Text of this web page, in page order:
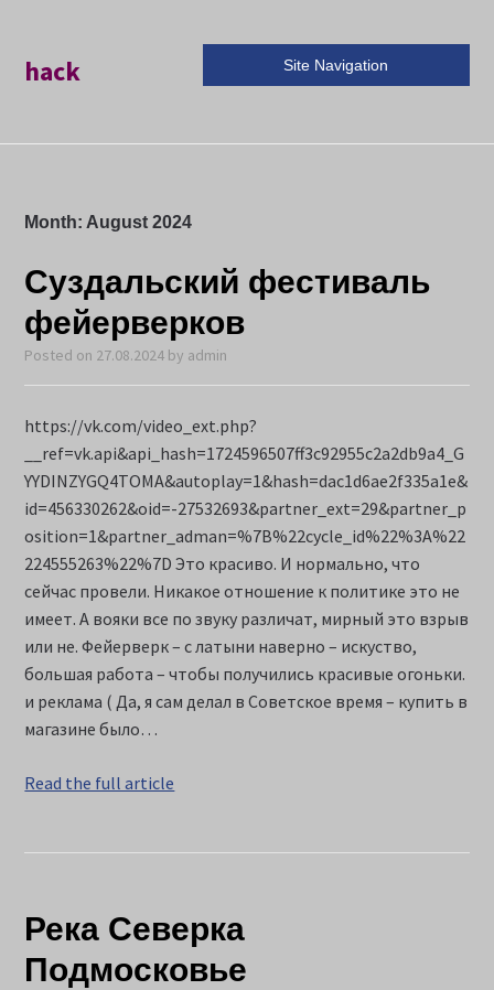
hack Site Navigation
Month: August 2024
Суздальский фестиваль
фейерверков
Posted on 27.08.2024 by admin
https://vk.com/video_ext.php?
__ref=vk.api&api_hash=1724596507ff3c92955c2a2db9a4_G
YYDINZYGQ4TOMA&autoplay=1&hash=dac1d6ae2f335a1e&
id=456330262&oid=-27532693&partner_ext=29&partner_p
osition=1&partner_adman=%7B%22cycle_id%22%3A%22
224555263%22%7D Это красиво. И нормально, что
сейчас провели. Никакое отношение к политике это не
имеет. А вояки все по звуку различат, мирный это взрыв
или не. Фейерверк – с латыни наверно – искуство,
большая работа – чтобы получились красивые огоньки.
и реклама ( Да, я сам делал в Советское время – купить в
магазине было…
Read the full article
Река Северка
Подмосковье